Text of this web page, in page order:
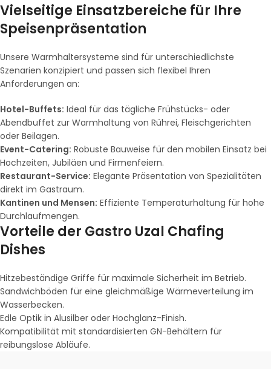
Vielseitige Einsatzbereiche für Ihre
Speisenpräsentation
Unsere Warmhaltersysteme sind für unterschiedlichste
Szenarien konzipiert und passen sich flexibel Ihren
Anforderungen an:
Hotel-Buffets: Ideal für das tägliche Frühstücks- oder
Abendbuffet zur Warmhaltung von Rührei, Fleischgerichten
oder Beilagen.
Event-Catering: Robuste Bauweise für den mobilen Einsatz bei
Hochzeiten, Jubiläen und Firmenfeiern.
Restaurant-Service: Elegante Präsentation von Spezialitäten
direkt im Gastraum.
Kantinen und Mensen: Effiziente Temperaturhaltung für hohe
Durchlaufmengen.
Vorteile der Gastro Uzal Chafing
Dishes
Hitzebeständige Griffe für maximale Sicherheit im Betrieb.
Sandwichböden für eine gleichmäßige Wärmeverteilung im
Wasserbecken.
Edle Optik in Alusilber oder Hochglanz-Finish.
Kompatibilität mit standardisierten GN-Behältern für
reibungslose Abläufe.